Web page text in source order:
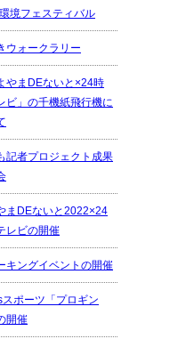
境フェスティバル
ウォークラリー
やまDEないと×24時
ビ」の千機紙飛行機に
記者プロジェクト成果
まDEないと2022×24
レビの開催
キングイベントの開催
スポーツ「プロギン
開催